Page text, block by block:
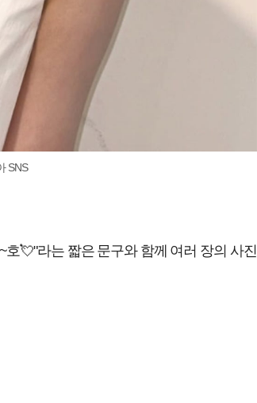
SNS
💘"라는 짧은 문구와 함께 여러 장의 사진